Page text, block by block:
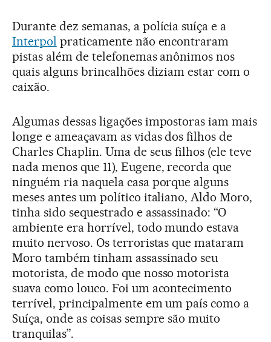
Durante dez semanas, a polícia suíça e a
Interpol praticamente não encontraram
pistas além de telefonemas anônimos nos
quais alguns brincalhões diziam estar com o
caixão.
Algumas dessas ligações impostoras iam mais
longe e ameaçavam as vidas dos filhos de
Charles Chaplin. Uma de seus filhos (ele teve
nada menos que 11), Eugene, recorda que
ninguém ria naquela casa porque alguns
meses antes um político italiano, Aldo Moro,
tinha sido sequestrado e assassinado: “O
ambiente era horrível, todo mundo estava
muito nervoso. Os terroristas que mataram
Moro também tinham assassinado seu
motorista, de modo que nosso motorista
suava como louco. Foi um acontecimento
terrível, principalmente em um país como a
Suíça, onde as coisas sempre são muito
tranquilas”.